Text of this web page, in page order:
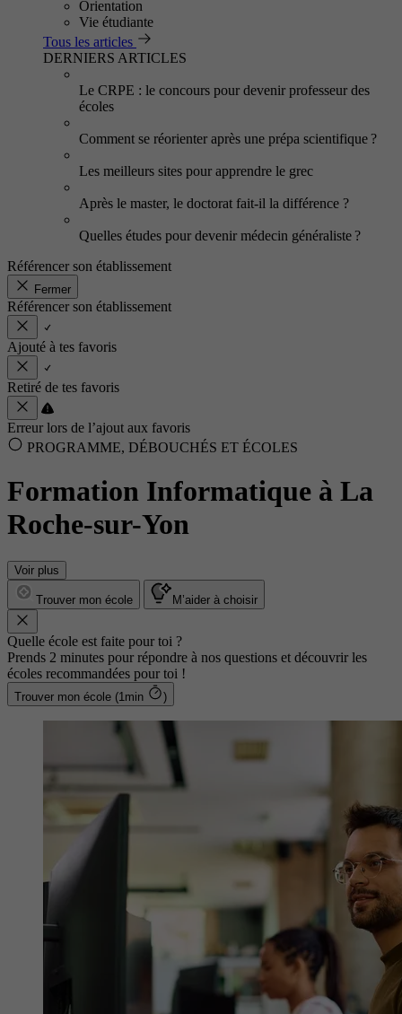
Orientation
Vie étudiante
Tous les articles
DERNIERS ARTICLES
Le CRPE : le concours pour devenir professeur des
écoles
Comment se réorienter après une prépa scientifique ?
Les meilleurs sites pour apprendre le grec
Après le master, le doctorat fait-il la différence ?
Quelles études pour devenir médecin généraliste ?
Référencer son établissement
Fermer
Référencer son établissement
Ajouté à tes favoris
Retiré de tes favoris
Erreur lors de l’ajout aux favoris
PROGRAMME, DÉBOUCHÉS ET ÉCOLES
Formation Informatique à La
Roche-sur-Yon
Voir plus
Trouver mon école M’aider à choisir
Quelle école est faite pour toi ?
Prends 2 minutes pour répondre à nos questions et découvrir les
écoles recommandées pour toi !
Trouver mon école (1min )